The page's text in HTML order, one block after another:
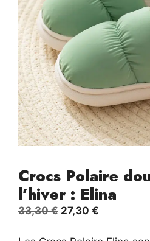
Crocs Polaire
l’hiver : Elina
33,30€ Le
27,30 €